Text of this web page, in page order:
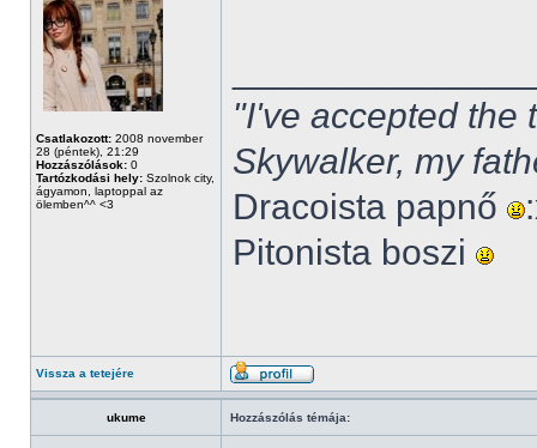
Csatlakozott: 2008 november
28 (péntek), 21:29
Hozzászólások: 0
Tartózkodási hely: Szolnok city,
ágyamon, laptoppal az
ölemben^^ <3
"I've accepted the
Skywalker, my
Dracoista papnő
Pitonista boszi
Vissza a tetejére
ukume Hozzászólás témája: